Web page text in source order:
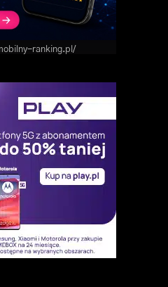
ranking.pl/